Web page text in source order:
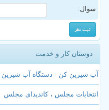
سوال:
دوستان کار و خدمت
آب شیرین کن - دستگاه آب
انتخابات مجلس ، کاندیدای مجلس